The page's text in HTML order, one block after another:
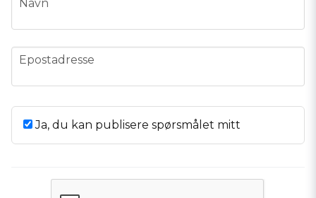
Navn
email
Epostadresse
Ja, du kan publisere spørsmålet mitt